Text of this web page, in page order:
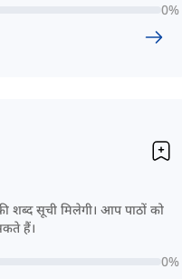
0%
शब्द सूची मिलेगी। आप पाठों को
हैं।
0%